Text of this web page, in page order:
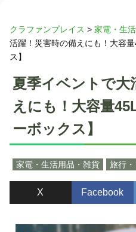
クラファンプレイス > 家電・生
活躍！災害時の備えにも！大容
ス】
夏季イベントで大
えにも！大容量
ーボックス】
家電・生活用品・雑貨 旅行
X Facebook